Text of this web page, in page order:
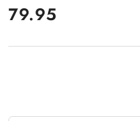
cena:
79.95